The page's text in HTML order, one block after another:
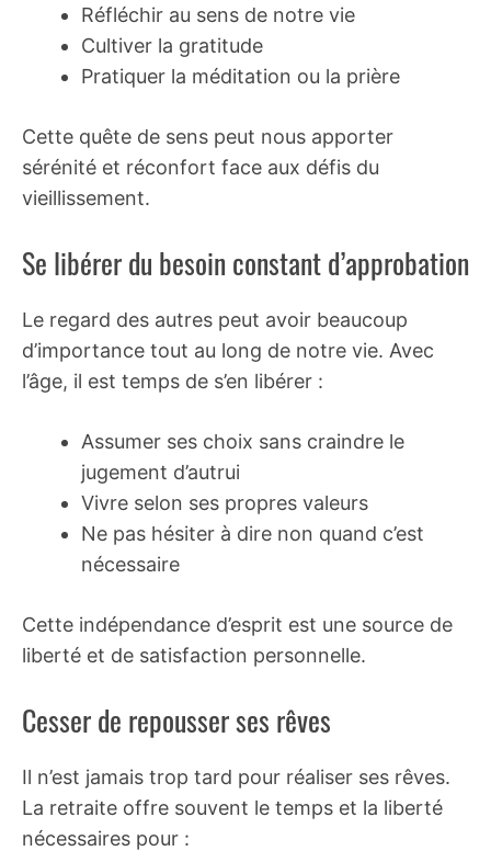
Réfléchir au sens de notre vie
Cultiver la gratitude
Pratiquer la méditation ou la prière
Cette quête de sens peut nous apporter
sérénité et réconfort face aux défis du
vieillissement.
Se libérer du besoin constant d’approbation
Le regard des autres peut avoir beaucoup
d’importance tout au long de notre vie. Avec
l’âge, il est temps de s’en libérer :
Assumer ses choix sans craindre le
jugement d’autrui
Vivre selon ses propres valeurs
Ne pas hésiter à dire non quand c’est
nécessaire
Cette indépendance d’esprit est une source de
liberté et de satisfaction personnelle.
Cesser de repousser ses rêves
Il n’est jamais trop tard pour réaliser ses rêves.
La retraite offre souvent le temps et la liberté
nécessaires pour :